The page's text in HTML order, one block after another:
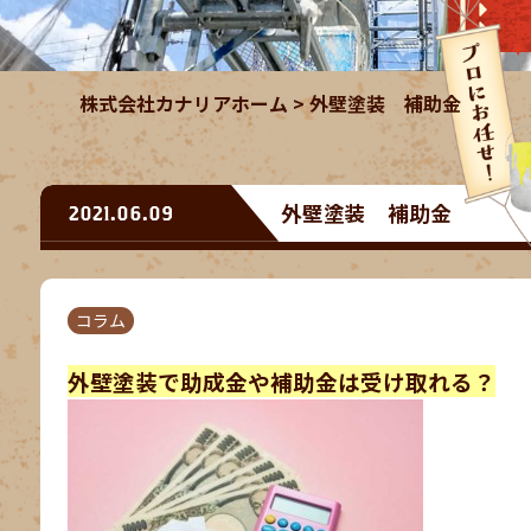
株式会社カナリアホーム >外壁塗装 補助金
2021.06.09 外壁塗装 補助金
コラム
外壁塗装で助成金や補助金は受け取れる？